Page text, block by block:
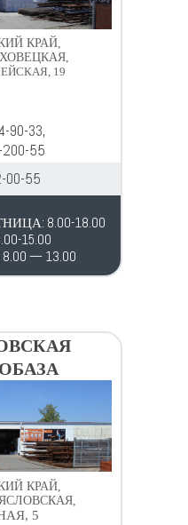
КРАЙ,
19
90-33,
55
00-55
8.00-18.00
15.00
— 13.00
КРАЙ,
5